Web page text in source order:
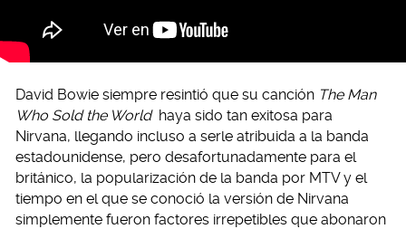
David Bowie siempre resintió que su canción The Man
Who Sold the World haya sido tan exitosa para
Nirvana, llegando incluso a serle atribuida a la banda
estadounidense, pero desafortunadamente para el
británico, la popularización de la banda por MTV y el
tiempo en el que se conoció la versión de Nirvana
simplemente fueron factores irrepetibles que abonaron